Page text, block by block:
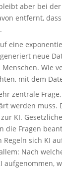
aber bei der
entfernt,
eine
neue
Wie
mit dem
zentrale
werden muss.
KI. Gesetzliche
die Fragen
Regeln sich KI
Nach
aufgenommen,